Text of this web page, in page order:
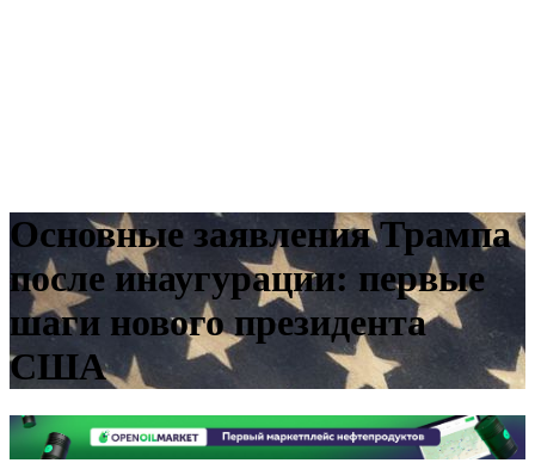
Основные заявления Трампа
после инаугурации: первые
шаги нового президента
США